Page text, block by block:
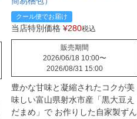
クール便でお届け
当店特別価格 ¥280税込
販売期間
2026/06/18 10:00〜
2026/08/31 15:00
豊かな甘味と凝縮されたコクが美
味しい富山県射水市産「黒大豆え
だまめ」で お作りした自家製ずん